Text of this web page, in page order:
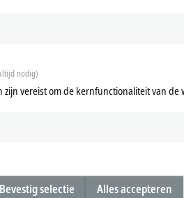
nodig)
zijn vereist om de kernfunctionaliteit van de
Bevestig selectie Alles accepteren